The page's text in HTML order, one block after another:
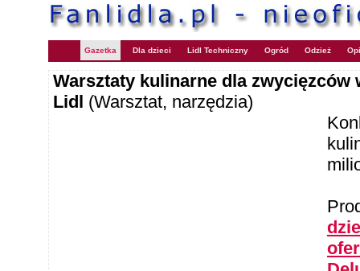
Gazetka Dla dzieci Lidl Techniczny Ogród Odzież
Warsztaty kulinarne dla
Lidl (Warsztat, narzędzia)